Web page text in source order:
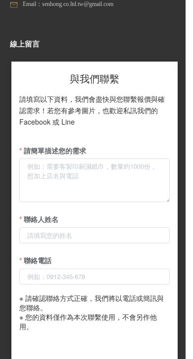
Email：senhong.co.ltd.tw@gmail.com
線上留言
與我們聯繫
請填寫以下資料，我們會盡快與您聯繫報價與確
認需求！若您有參考圖片，也歡迎私訊我們的
Facebook 或 Line
請簡單描述您的需求
聯絡人姓名
聯絡電話
※ 請確認聯絡方式正確，我們將以電話或簡訊與
您聯絡。
※ 您的資料僅作為本次聯繫使用，不會另作他
用。